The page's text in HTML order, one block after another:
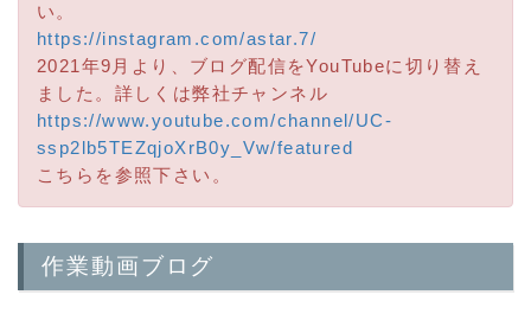
い。
https://instagram.com/astar.7/
2021年9月より、ブログ配信をYouTubeに切り替え
ました。詳しくは弊社チャンネル
https://www.youtube.com/channel/UC-
ssp2lb5TEZqjoXrB0y_Vw/featured
こちらを参照下さい。
作業動画ブログ